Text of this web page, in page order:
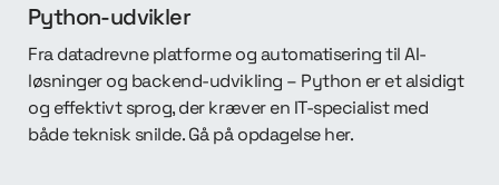
Python-udvikler
Fra datadrevne platforme og automatisering til AI-
løsninger og backend-udvikling – Python er et alsidigt
og effektivt sprog, der kræver en IT-specialist med
både teknisk snilde. Gå på opdagelse her.